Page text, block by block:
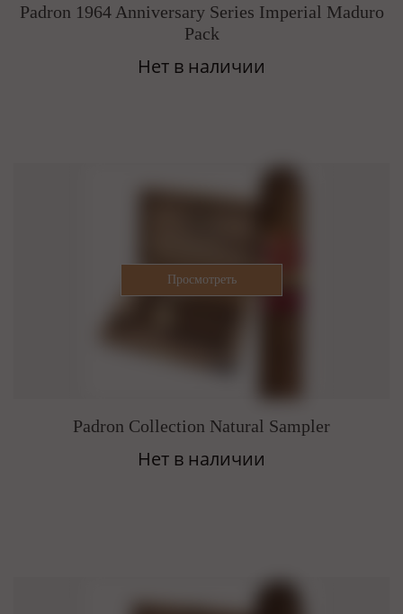
Padron 1964 Anniversary Series Imperial Maduro
Pack
Нет в наличии
Padron Collection Natural Sampler
Нет в наличии